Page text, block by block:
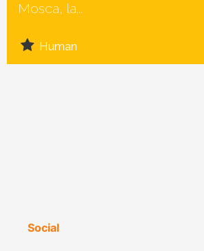
Mosca, la...
Human
Social